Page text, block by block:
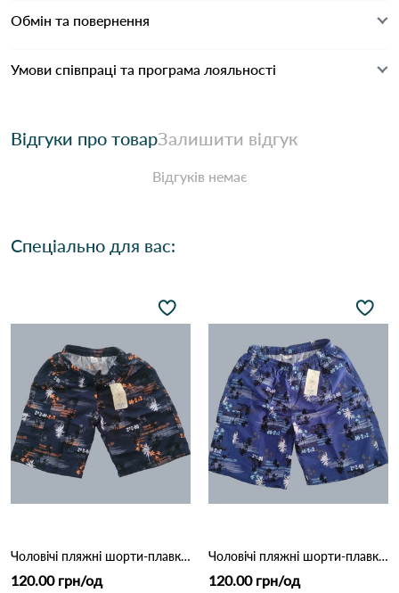
Обмін та повернення
Умови співпраці та програма лояльності
Відгуки про товарЗалишити відгук
Відгуків немає
Спеціально для вас:
Чоловічі пляжні шорти-плавки з сіткою "Tropical Palm" (Опт) 006 Темно Синій
120.00 грн/од
Чоловічі пляжні шорти-плавки з сіткою "Tropical Palm" (Опт) 006 Синій
120.00 грн/од